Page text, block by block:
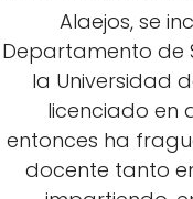
Alaejos, se
Departamento de
la Universidad
licenciado en
entonces ha
docente tanto